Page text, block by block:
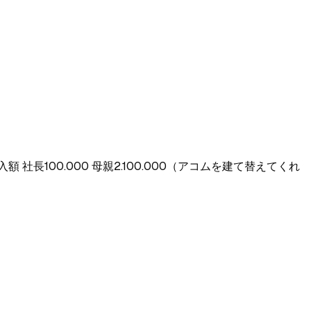
社長100.000 母親2.100.000（アコムを建て替えてくれ